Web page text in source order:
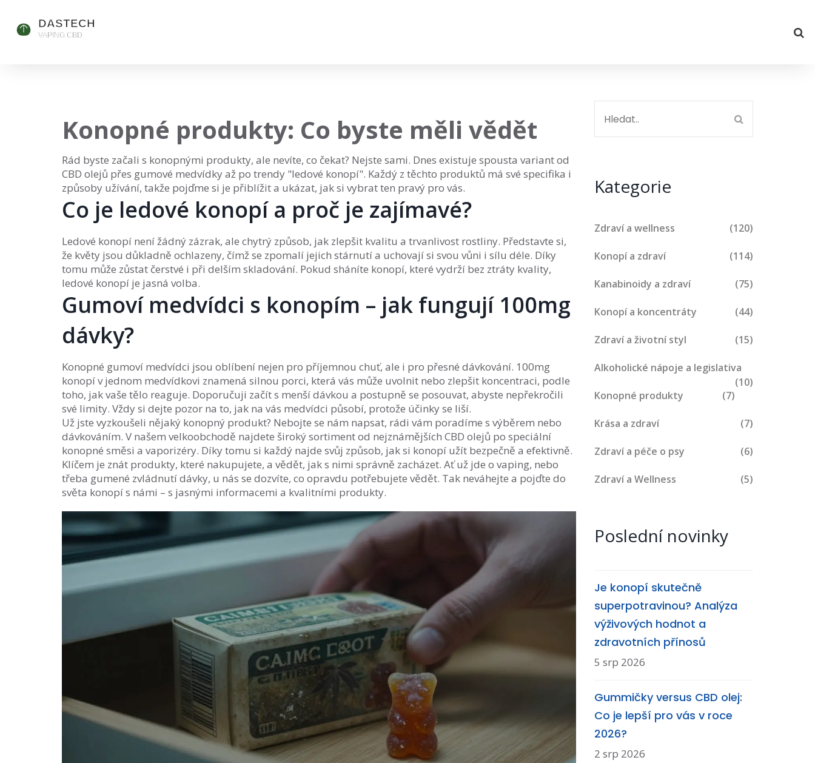
Konopné produkty: Co byste měli vědět
Rád byste začali s konopnými produkty, ale nevíte, co čekat? Nejste sami. Dnes existuje spousta variant od
CBD olejů přes gumové medvídky až po trendy "ledové konopí". Každý z těchto produktů má své specifika i
způsoby užívání, takže pojďme si je přiblížit a ukázat, jak si vybrat ten pravý pro vás.
Co je ledové konopí a proč je zajímavé?
Ledové konopí není žádný zázrak, ale chytrý způsob, jak zlepšit kvalitu a trvanlivost rostliny. Představte si,
že květy jsou důkladně ochlazeny, čímž se zpomalí jejich stárnutí a uchovají si svou vůni i sílu déle. Díky
tomu může zůstat čerstvé i při delším skladování. Pokud sháníte konopí, které vydrží bez ztráty kvality,
ledové konopí je jasná volba.
Gumoví medvídci s konopím – jak fungují 100mg
dávky?
Konopné gumoví medvídci jsou oblíbení nejen pro příjemnou chuť, ale i pro přesné dávkování. 100mg
konopí v jednom medvídkovi znamená silnou porci, která vás může uvolnit nebo zlepšit koncentraci, podle
toho, jak vaše tělo reaguje. Doporučuji začít s menší dávkou a postupně se posouvat, abyste nepřekročili
své limity. Vždy si dejte pozor na to, jak na vás medvídci působí, protože účinky se liší.
Už jste vyzkoušeli nějaký konopný produkt? Nebojte se nám napsat, rádi vám poradíme s výběrem nebo
dávkováním. V našem velkoobchodě najdete široký sortiment od nejznámějších CBD olejů po speciální
konopné směsi a vaporizéry. Díky tomu si každý najde svůj způsob, jak si konopí užít bezpečně a efektivně.
Klíčem je znát produkty, které nakupujete, a vědět, jak s nimi správně zacházet. Ať už jde o vaping, nebo
třeba gumené zvládnutí dávky, u nás se dozvíte, co opravdu potřebujete vědět. Tak neváhejte a pojďte do
světa konopí s námi – s jasnými informacemi a kvalitními produkty.
Kategorie
Zdraví a wellness (120)
Konopí a zdraví (114)
Kanabinoidy a zdraví (75)
Konopí a koncentráty (44)
Zdraví a životní styl (15)
Alkoholické nápoje a legislativa
(10)
Konopné produkty
(7)
Krása a zdraví (7)
Zdraví a péče o psy (6)
Zdraví a Wellness (5)
Poslední novinky
Je konopí skutečně
superpotravinou? Analýza
výživových hodnot a
zdravotních přínosů
5 srp 2026
Gummičky versus CBD olej:
Co je lepší pro vás v roce
2026?
2 srp 2026